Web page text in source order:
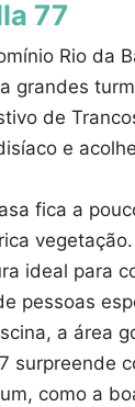
77
Rio da
grandes
de
e
fica a
ideal para
pessoas
a área
surpreende
como a